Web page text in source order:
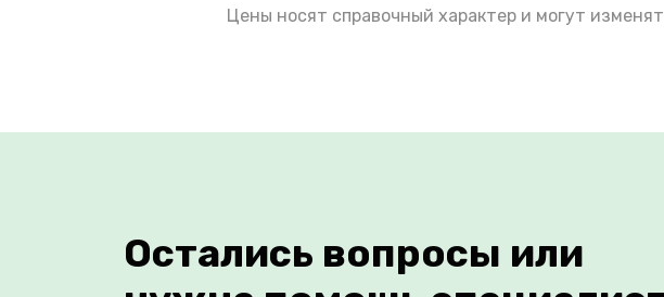
Цены носят справочный характер и могут
Остались вопросы или